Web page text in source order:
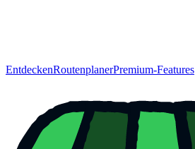
EntdeckenRoutenplanerPremium-Features